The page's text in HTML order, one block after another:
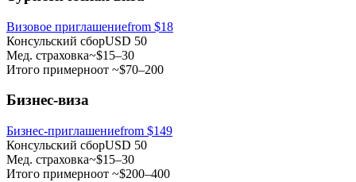
Визовое приглашениеfrom $18
Консульский сборUSD 50
Мед. страховка~$15–30
Итого примерноот ~$70–200
Бизнес-виза
Бизнес-приглашениеfrom $149
Консульский сборUSD 50
Мед. страховка~$15–30
Итого примерноот ~$200–400